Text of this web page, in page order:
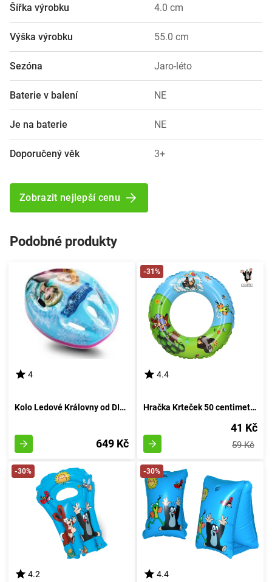
Šířka výrobku 4.0 cm
Výška výrobku 55.0 cm
Sezóna Jaro-léto
Baterie v balení NE
Je na baterie NE
Doporučený věk 3+
Zobrazit nejlepší cenu
Podobné produkty
4
Kolo Ledové Královny od DINO Bikes
649 Kč
-31%
4.4
Hračka Krteček 50 centimetrů
41 Kč
59 Kč
-30%
4.2
-30%
4.4